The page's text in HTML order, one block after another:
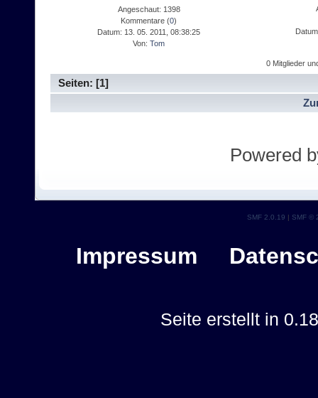
Angeschaut: 1398
Kommentare (0)
Datum: 13. 05. 2011, 08:38:25
Von: Tom
0 Mitglieder
Seiten: [1]
Powered
SMF 2.0.19
SMF ©
Impressum
Seite erstellt in